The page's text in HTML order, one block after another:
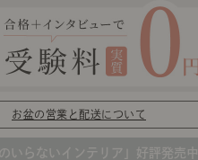
お盆の営業と配送について
いらないインテリア」好評発売中